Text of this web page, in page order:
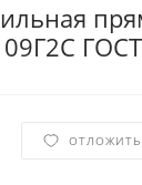
ОТЛОЖИТЬ